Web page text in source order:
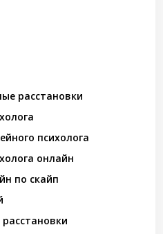
расстановки
психолога
онлайн
по скайп